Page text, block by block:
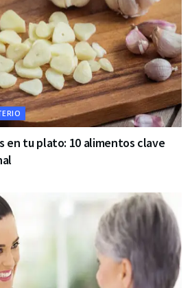
en tu plato: 10 alimentos clave